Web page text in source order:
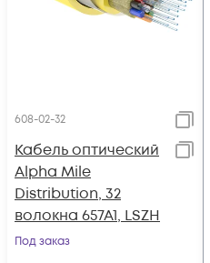
608-02-32
Кабель оптический
Alpha Mile
Distribution, 32
волокна 657A1, LSZH
Под заказ